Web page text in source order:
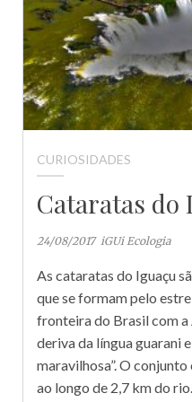
CURIOSIDADES
Cataratas do
24/08/2017 iGUi Ecologia
As cataratas do Iguaçu
que se formam pelo
fronteira do Brasil com a
deriva da língua guarani
maravilhosa”. O
ao longo de 2,7 km do